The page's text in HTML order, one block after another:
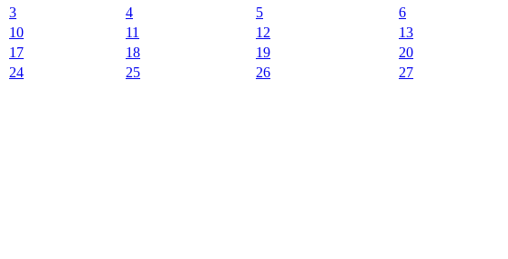
3 4 5 6
10 11 12 13
17 18 19 20
24 25 26 27